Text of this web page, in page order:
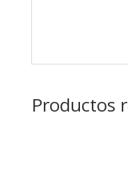
Productos